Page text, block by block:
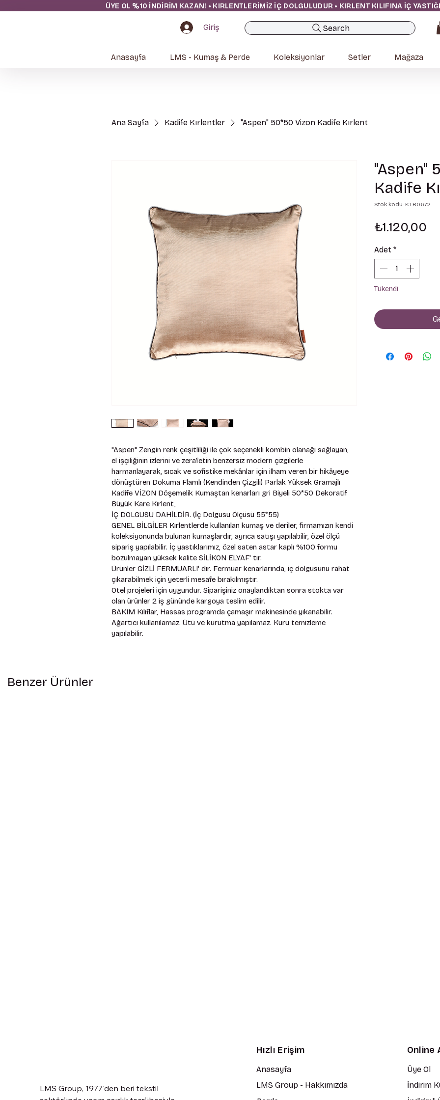
ÜYE OL %10 İNDİRİM KAZAN! • KIRLENTLERİMİZ İÇ DOLGULUDUR • KIRLENT KILIFINA İÇ
Giriş Search
Anasayfa LMS - Kumaş & Perde Koleksiyonlar Setler Mağaza
Ana Sayfa Kadife Kırlentler "Aspen" 50*50 Vizon Kadife Kırlent
"Aspen" Zengin renk çeşitliliği ile çok seçenekli kombin olanağı sağlayan,
el işçiliğinin izlerini ve zerafetin benzersiz modern çizgilerle
harmanlayarak, sıcak ve sofistike mekânlar için ilham veren bir hikâyeye
dönüştüren Dokuma Flamlı (Kendinden Çizgili) Parlak Yüksek Gramajlı
Kadife VİZON Döşemelik Kumaştan kenarları gri Biyeli 50*50 Dekoratif
Büyük Kare Kırlent,
İÇ DOLGUSU DAHİLDİR. (İç Dolgusu Ölçüsü 55*55)
GENEL BİLGİLER Kırlentlerde kullanılan kumaş ve deriler, firmamızın kendi
koleksiyonunda bulunan kumaşlardır, ayrıca satışı yapılabilir, özel ölçü
sipariş yapılabilir. İç yastıklarımız, özel saten astar kaplı %100 formu
bozulmayan yüksek kalite SİLİKON ELYAF' tır.
Ürünler GİZLİ FERMUARLI' dır. Fermuar kenarlarında, iç dolgusunu rahat
çıkarabilmek için yeterli mesafe bırakılmıştır.
Otel projeleri için uygundur. Siparişiniz onaylandıktan sonra stokta var
olan ürünler 2 iş gününde kargoya teslim edilir.
BAKIM Kılıflar, Hassas programda çamaşır makinesinde yıkanabilir.
Ağartıcı kullanılamaz. Ütü ve kurutma yapılamaz. Kuru temizleme
yapılabilir.
"Aspen"
Kadife
Stok kodu: KTB0672
₺1.120,00
Adet *
Tükendi
Benzer Ürünler
LMS Group, 1977'den beri tekstil
Hızlı Erişim
Anasayfa
LMS Group - Hakkımızda
Online
Üye Ol
İndirim